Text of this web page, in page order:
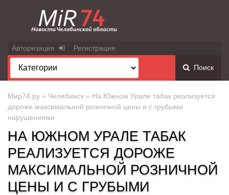
Авторизация Регистрация
Поиск
Мир74.ру » Челябинск » На Южном Урале табак реализуется
дороже максимальной розничной цены и с грубыми
нарушениями
НА ЮЖНОМ УРАЛЕ ТАБАК
РЕАЛИЗУЕТСЯ ДОРОЖЕ
МАКСИМАЛЬНОЙ РОЗНИЧНОЙ
ЦЕНЫ И С ГРУБЫМИ